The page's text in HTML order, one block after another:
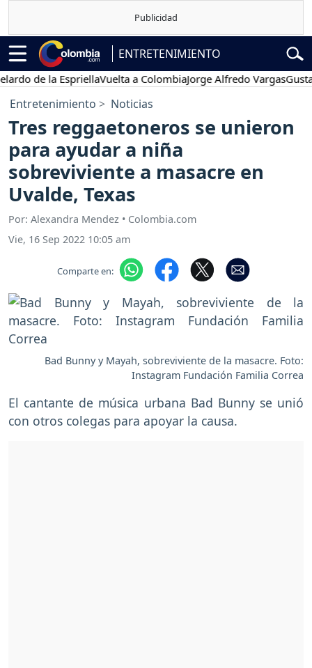
ENTRETENIMIENTO
de la EspriellaVuelta a ColombiaJorge Alfredo VargasGustavo
Entretenimiento Noticias
Tres reggaetoneros se unieron
para ayudar a niña
sobreviviente a masacre en
Uvalde, Texas
Por: Alexandra Mendez • Colombia.com
Vie, 16 Sep 2022 10:05 am
Comparte en:
Bad Bunny y Mayah, sobreviviente de la masacre. Foto:
Instagram Fundación Familia Correa
El cantante de música urbana Bad Bunny se unió
con otros colegas para apoyar la causa.